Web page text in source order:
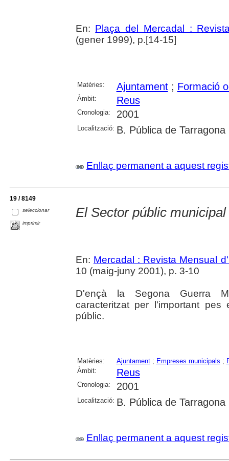
En: Plaça del Mercadal :
(gener 1999), p.[14-15]
Matèries: Ajuntament; Formació
Àmbit: Reus
Cronologia: 2001
Localització: B. Pública de Tarragona
Enllaç permanent a aquest
19 / 8149
seleccionar
imprimir
El Sector públic
En: Mercadal : Revista Mensual
10 (maig-juny 2001), p. 3-10
D'ençà la Segona Guerra
caracteritzat per l'important
públic.
Matèries: Ajuntament; Empreses municipals ;
Àmbit:
Reus
Cronologia: 2001
Localització: B. Pública de Tarragona
Enllaç permanent a aquest